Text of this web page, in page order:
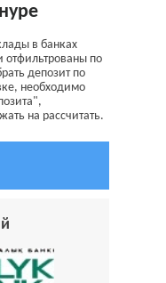
в банках
отфильтрованы по
депозит по
необходимо
на рассчитать.